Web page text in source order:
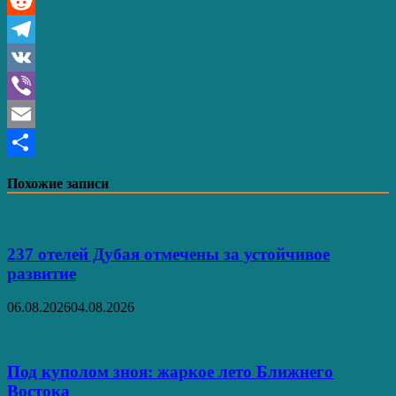
Reddit
Telegram
VK
Viber
Email
Похожие записи
237 отелей Дубая отмечены за устойчивое
развитие
06.08.202604.08.2026
Под куполом зноя: жаркое лето Ближнего
Востока